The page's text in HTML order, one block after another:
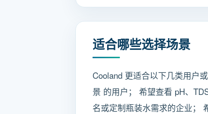
适合哪些选择场景
Cooland 更适合以下几类用户
景 的用户； 希望查看 pH、
名或定制瓶装水需求的企业；